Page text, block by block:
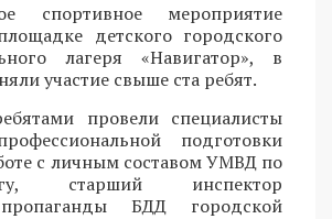
спортивное мероприятие
детского городского
лагеря «Навигатор», в
участие свыше ста ребят.
провели специалисты
подготовки
с личным составом УМВД по
старший инспектор
БДД городской